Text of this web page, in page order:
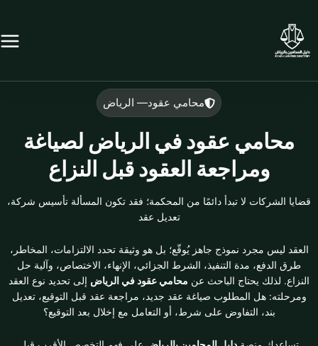
محامي عقود— الرياض
محامي عقود في الرياض لصياغة
ومراجعة العقود قبل النزاع
قضايا الشركات لا تبدأ دائمًا من المحكمة؛ فقد تكون المسألة تأسيس شركة،
تعديل عقد
العقد ليس مجرد نموذج جاهز يُوقّع؛ بل هو وثيقة تحدد الالتزامات، المخاطر،
طرق الدفع، مدة التنفيذ، الشرط الجزائي، الإنهاء، الاختصاص، وآلية حل
النزاع. لذلك يحتاج الباحث عن محامي عقود في الرياض إلى تحديد نوع العقد
ومرحلته: هل المطلوب صياغة عقد جديد، مراجعة عقد قبل التوقيع، تعديل
بند، التفاوض على شرط، أو التعامل مع إخلال بعد التوقيع؟